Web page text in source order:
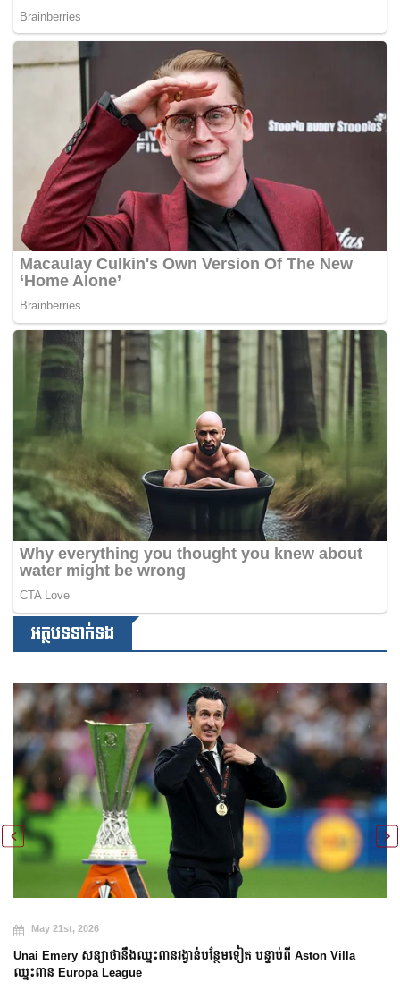
អត្ថបទទាក់ទង
បន្ថែមទៀត បន្ទាប់ពី Aston Villa Arsenal បញ្ចប់ការរង់ចាំ ២២ ឆ្នាំ ដើម្បី